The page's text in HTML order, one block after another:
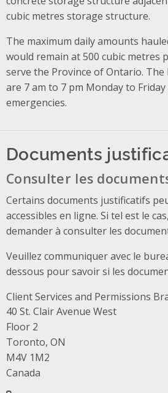
cubic metres storage structure.
The maximum daily amounts
would remain at 500 cubic metres
serve the Province of Ontario.
are 7 am to 7 pm Monday to
emergencies.
Documents
Consulter les
Certains documents justificatifs
accessibles en ligne. Si tel est le
demander à consulter les
Veuillez communiquer avec le
dessous pour savoir si les
Client Services and Permissions
Address
40 St. Clair Avenue West
Floor 2
Toronto, ON
M4V 1M2
Canada